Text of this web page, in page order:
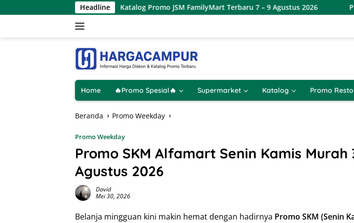
ke
Headline
Katalog Promo JSM FamilyMart Terbaru 7 – 9 Agustus 2026 Promo JSM
Home 🔥Promo Spesial🔥 Supermarket Katalog Promo
Beranda Promo Weekday
Promo Weekday
Promo SKM Alfamart Senin Kamis Murah
Agustus 2026
David
Mei 30, 2026
Belanja mingguan kini makin hemat dengan hadirnya Promo SKM (Senin